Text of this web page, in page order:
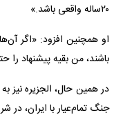
۲۰ساله واقعی باشد.»
او همچنین افزود: «اگر
باشند، من بقیه پیشنهاد را
در همین حال، الجزیره نیز
جنگ تمام‌عیار با ایران،